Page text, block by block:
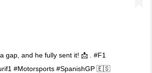
gap, and he fully sent it! 📩 . #F1
#Motorsports #SpanishGP 🇪🇸